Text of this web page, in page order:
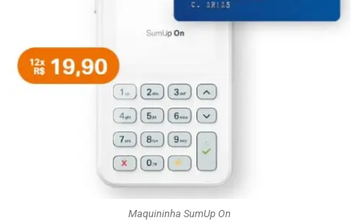
Maquininha SumUp On